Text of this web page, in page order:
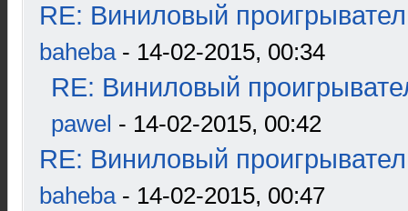
RE: Виниловый
baheba- 14-02-2015, 00:34
RE: Виниловый
pawel - 14-02-2015, 00:42
RE: Виниловый
baheba- 14-02-2015, 00:47